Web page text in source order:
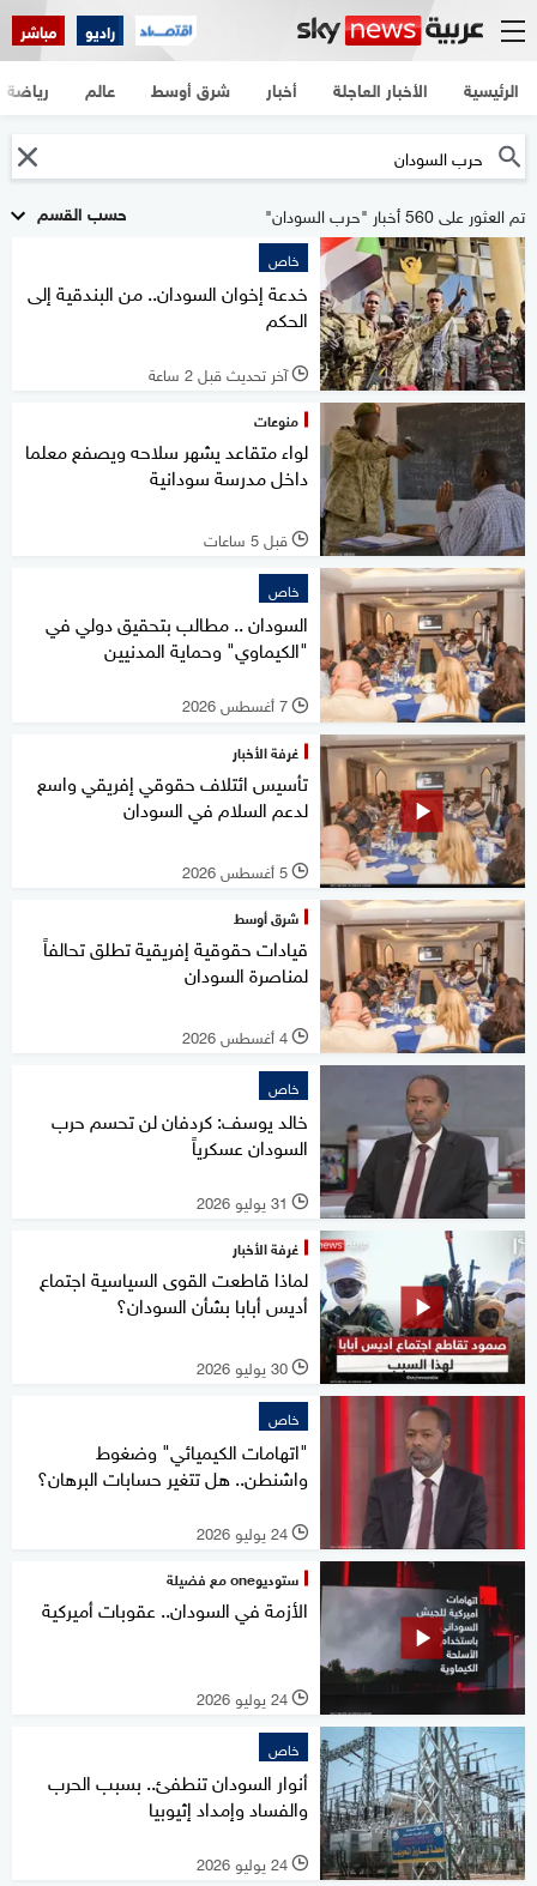
راديو مباشر
الرئيسية الأخبار العاجلة أخبار شرق أوسط عالم رياضة
حسب القسم تم العثور على 560 أخبار "حرب السودان"
خاص
خدعة إخوان السودان.. من البندقية إلى
الحكم
l آخر تحديث قبل 2 ساعة
منوعات
لواء متقاعد يشهر سلاحه ويصفع معلما
داخل مدرسة سودانية
l قبل 5 ساعات
خاص
السودان .. مطالب بتحقيق دولي في
"الكيماوي" وحماية المدنيين
l 7 أغسطس 2026
غرفة الأخبار
تأسيس ائتلاف حقوقي إفريقي واسع
لدعم السلام في السودان
l 5 أغسطس 2026
شرق أوسط
قيادات حقوقية إفريقية تطلق تحالفاً
لمناصرة السودان
l 4 أغسطس 2026
خاص
خالد يوسف: كردفان لن تحسم حرب
السودان عسكرياً
l 31 يوليو 2026
غرفة الأخبار
لماذا قاطعت القوى السياسية اجتماع
أديس أبابا بشأن السودان؟
l 30 يوليو 2026
خاص
"اتهامات الكيميائي" وضغوط
واشنطن.. هل تتغير حسابات البرهان؟
l 24 يوليو 2026
ستوديوone مع فضيلة
الأزمة في السودان.. عقوبات أميركية
l 24 يوليو 2026
خاص
أنوار السودان تنطفئ.. بسبب الحرب
والفساد وإمداد إثيوبيا
l 24 يوليو 2026